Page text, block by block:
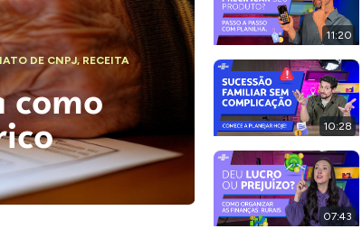
DE CNPJ,RECEITA
como
11:20
10:28
07:43